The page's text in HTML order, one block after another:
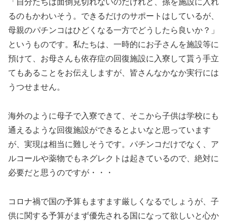
「自分たちは面倒見切れないのだけれど、孫を施設に入れ
るのもかわいそう。できるだけのサポートはしているが、
母親のパチンコはひどくなる一方でどうしたら良いか？」
というものです。私たちは、一時的にお子さんを施設等に
預けて、お母さんも依存症の回復施設に入寮して貰う手立
てもあることをお伝えしますが、皆さんなかなか実行には
うつせません。
海外のように母子で入寮できて、そこから子供は学校にも
通えるような回復施設ができるとよいなと思っています
が、実現は相当に難しそうです。パチンコだけでなく、ア
ルコールや薬物でもネグレクトは起きているので、絶対に
必要だと思うのですが・・・
コロナ禍で国の予算もますます厳しくなるでしょうが、子
供に関する予算がまず優先される国になって欲しいと心か